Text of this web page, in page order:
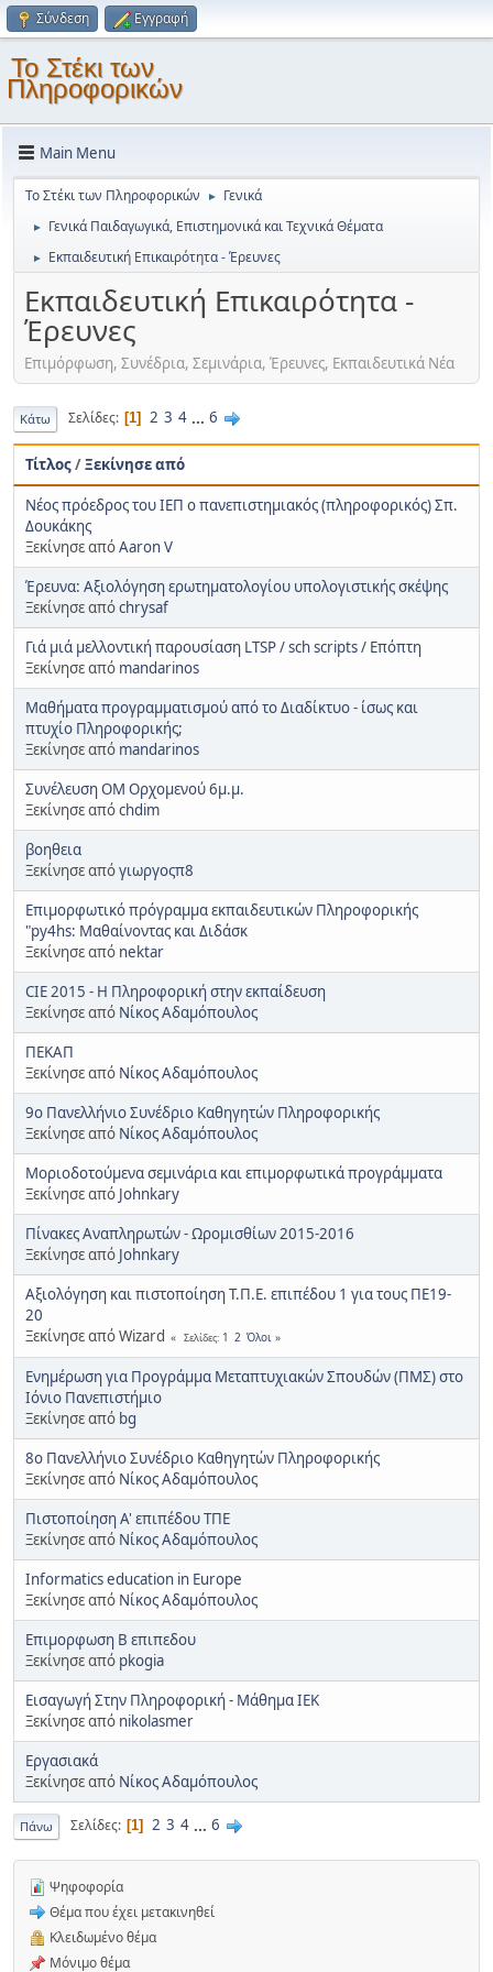
Σύνδεση Εγγραφή
Το Στέκι των
Πληροφορικών
Main Menu
Το Στέκι των Πληροφορικών ► Γενικά
► Γενικά Παιδαγωγικά, Επιστημονικά και Τεχνικά Θέματα
► Εκπαιδευτική Επικαιρότητα - Έρευνες
Εκπαιδευτική Επικαιρότητα -
Έρευνες
Επιμόρφωση, Συνέδρια, Σεμινάρια, Έρευνες, Εκπαιδευτικά Νέα
Κάτω Σελίδες 1 2 3 4 ... 6
Τίτλος/Ξεκίνησε από
Νέος πρόεδρος του ΙΕΠ ο πανεπιστημιακός (πληροφορικός) Σπ.
Δουκάκης
Ξεκίνησε απόAaron V
Έρευνα: Αξιολόγηση ερωτηματολογίου υπολογιστικής σκέψης
Ξεκίνησε απόchrysaf
Γιά μιά μελλοντική παρουσίαση LTSP / sch scripts / Επόπτη
Ξεκίνησε από mandarinos
Μαθήματα προγραμματισμού από το Διαδίκτυο - ίσως και
πτυχίο Πληροφορικής;
Ξεκίνησε από mandarinos
Συνέλευση ΟΜ Ορχομενού 6μ.μ.
Ξεκίνησε απόchdim
βοηθεια
Ξεκίνησε απόγιωργοςπ8
Επιμορφωτικό πρόγραμμα εκπαιδευτικών Πληροφορικής
"py4hs: Μαθαίνοντας και Διδάσκ
Ξεκίνησε από nektar
CIE 2015 - Η Πληροφορική στην εκπαίδευση
Ξεκίνησε από Νίκος Αδαμόπουλος
ΠΕΚΑΠ
Ξεκίνησε από Νίκος Αδαμόπουλος
9ο Πανελλήνιο Συνέδριο Καθηγητών Πληροφορικής
Ξεκίνησε από Νίκος Αδαμόπουλος
Μοριοδοτούμενα σεμινάρια και επιμορφωτικά προγράμματα
Ξεκίνησε από Johnkary
Πίνακες Αναπληρωτών - Ωρομισθίων 2015-2016
Ξεκίνησε από Johnkary
Αξιολόγηση και πιστοποίηση Τ.Π.Ε. επιπέδου 1 για τους ΠΕ19-
20
Ξεκίνησε από Wizard
Σελίδες 1 2 Όλοι
Ενημέρωση για Προγράμμα Μεταπτυχιακών Σπουδών (ΠΜΣ) στο
Ιόνιο Πανεπιστήμιο
Ξεκίνησε από bg
8ο Πανελλήνιο Συνέδριο Καθηγητών Πληροφορικής
Ξεκίνησε από Νίκος Αδαμόπουλος
Πιστοποίηση Α' επιπέδου ΤΠΕ
Ξεκίνησε από Νίκος Αδαμόπουλος
Informatics education in Europe
Ξεκίνησε από Νίκος Αδαμόπουλος
Επιμορφωση Β επιπεδου
Ξεκίνησε από pkogia
Εισαγωγή Στην Πληροφορική - Μάθημα ΙΕΚ
Ξεκίνησε από nikolasmer
Εργασιακά
Ξεκίνησε από Νίκος Αδαμόπουλος
Πάνω Σελίδες 1 2 3 4 ... 6
Ψηφοφορία
Θέμα που έχει μετακινηθεί
Κλειδωμένο θέμα
Μόνιμο θέμα